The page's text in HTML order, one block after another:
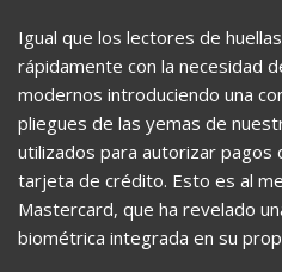
Igual que los lectores de
rápidamente con la necesidad
modernos introduciendo una
pliegues de las yemas de
utilizados para autorizar pagos
tarjeta de crédito. Esto es al
Mastercard, que ha revelado
biométrica integrada en su